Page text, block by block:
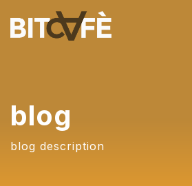
blog
blog description